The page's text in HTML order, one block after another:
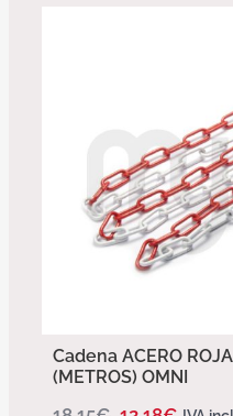
Cadena ACERO
(METROS) OMNI